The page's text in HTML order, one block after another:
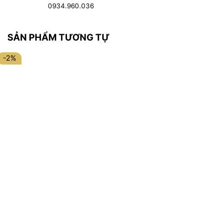
0934.960.036
SẢN PHẨM TƯƠNG TỰ
-2%